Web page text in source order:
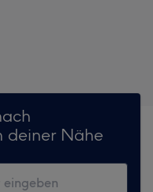
deiner Nähe